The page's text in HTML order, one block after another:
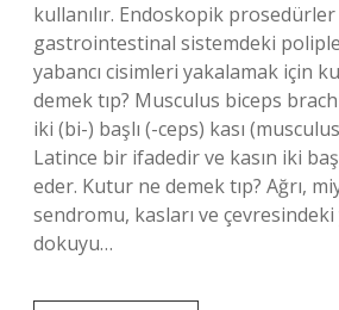
kullanılır. Endoskopik prosedürler
gastrointestinal sistemdeki
yabancı cisimleri yakalamak için
demek tıp? Musculus biceps
iki (bi-) başlı (-ceps) kası
Latince bir ifadedir ve kasın iki
eder. Kutur ne demek tıp? Ağrı,
sendromu, kasları ve
dokuyu…